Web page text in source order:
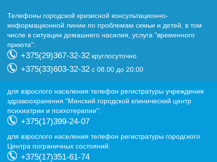
Телефоны городской кризисной консультационно-
информационной линии по проблемам семьи и детей, в том
числе в ситуации домашнего насилия, услуга "временного
приюта":
+375(29)367-32-32 круглосуточно
+375(33)603-32-32 с 08.00 до 20.00
для взрослого населения телефон регистратуры учреждения
здравоохранения "Минский городской клинический центр
психиатрии и психотерапии":
+375(17)399-24-07
для взрослого населения телефон регистратуры городского
Центра пограничных состояний:
+375(17)351-61-74